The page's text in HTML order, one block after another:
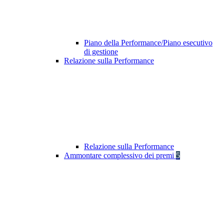
Piano della Performance/Piano esecutivo
di gestione
Relazione sulla Performance
Relazione sulla Performance
Ammontare complessivo dei premi 5